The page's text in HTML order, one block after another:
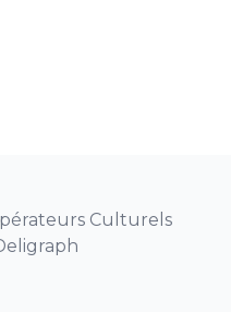
Culturels